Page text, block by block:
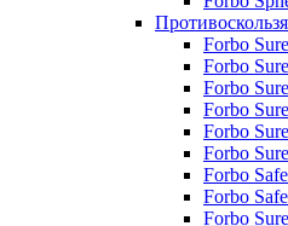
Forbo
Forbo
Forbo
Forbo
Forbo
Forbo
Forbo
Forbo
Forbo